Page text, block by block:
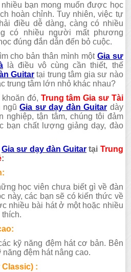
bạn mong muốn được học
hoàn chỉnh. Tuy nhiên, việc tự
điều dễ dàng, càng có nhiều
có nhiều người mất phương
đúng đắn dẫn đến bỏ cuộc.
cho bản thân mình một Gia sư
là điều vô cùng cần thiết, thế
Guitar tại trung tâm gia sư nào
trung tâm lớn nhỏ khác nhau?
đó, Trung tâm Gia sư Tài
ngũGia sư dạy đàn Guitar dày
nghiệp, tận tâm, chúng tôi đảm
bạn chất lượng giảng dạy, đào
Gia sư dạy đàn Guitar tại Trung
:
học viên chưa biết gì về đàn
này, các bạn sẽ có kiến thức về
nhiều bài hát ở một hoặc nhiều
kỹ năng đệm hát cơ bản. Bên
đệm hát nâng cao.
Classic) :